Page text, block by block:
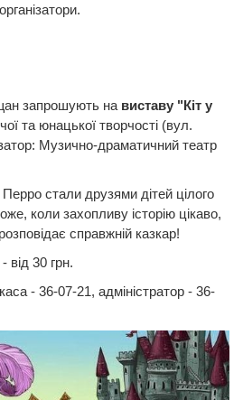
запрошують на виставу "Кіт у
та юнацької творчості (вул.
Музично-драматичний театр
стали друзями дітей цілого
коли захопливу історію цікаво,
справжній казкар!
від 30 грн.
- 36-07-21, адміністратор - 36-